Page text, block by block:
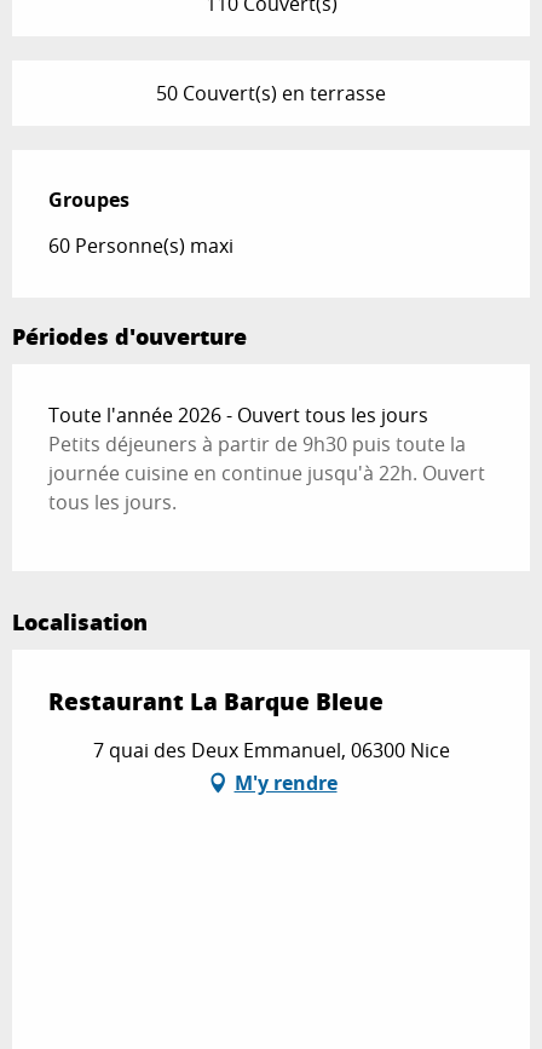
50 Couvert(s) en terrasse
Groupes
Groupes
60 Personne(s) maxi
Périodes d'ouverture
Toute l'année 2026 - Ouvert tous les jours
Petits déjeuners à partir de 9h30 puis toute la
journée cuisine en continue jusqu'à 22h. Ouvert
tous les jours.
Localisation
Restaurant La Barque Bleue
7 quai des Deux Emmanuel, 06300 Nice
M'y rendre